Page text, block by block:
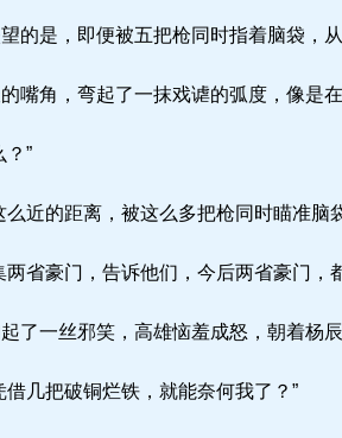
的是，即便被五把枪同时指着脑袋，
嘴角，弯起了一抹戏谑的弧度，像是在
”
近的距离，被这么多把枪同时瞄准脑
省豪门，告诉他们，今后两省豪门，
了一丝邪笑，高雄恼羞成怒，朝着杨辰
几把破铜烂铁，就能奈何我了？”